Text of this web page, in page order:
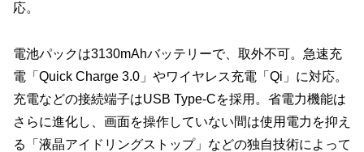
応。
電池パックは3130mAhバッテリーで、取外不可。急速充
電「Quick Charge 3.0」やワイヤレス充電「Qi」に対応。
充電などの接続端子はUSB Type-Cを採用。省電力機能は
さらに進化し、画面を操作していない間は使用電力を抑え
る「液晶アイドリングストップ」などの独自技術によって